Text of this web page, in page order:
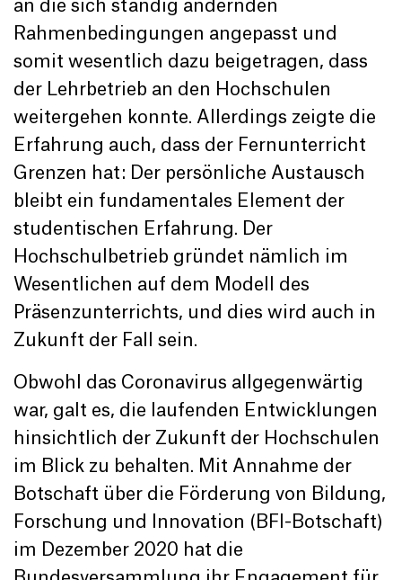
an die sich ständig ändernden
Rahmenbedingungen angepasst und
somit wesentlich dazu beigetragen, dass
der Lehrbetrieb an den Hochschulen
weitergehen konnte. Allerdings zeigte die
Erfahrung auch, dass der Fernunterricht
Grenzen hat: Der persönliche Austausch
bleibt ein fundamentales Element der
studentischen Erfahrung. Der
Hochschulbetrieb gründet nämlich im
Wesentlichen auf dem Modell des
Präsenzunterrichts, und dies wird auch in
Zukunft der Fall sein.
Obwohl das Coronavirus allgegenwärtig
war, galt es, die laufenden Entwicklungen
hinsichtlich der Zukunft der Hochschulen
im Blick zu behalten. Mit Annahme der
Botschaft über die Förderung von Bildung,
Forschung und Innovation (BFI-Botschaft)
im Dezember 2020 hat die